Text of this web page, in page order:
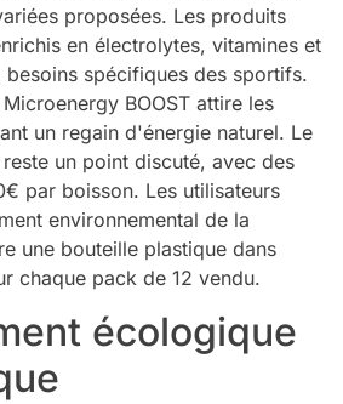
proposées. Les produits
en électrolytes, vitamines et
spécifiques des sportifs.
BOOST attire les
un regain d'énergie naturel. Le
un point discuté, avec des
par boisson. Les utilisateurs
environnemental de la
une bouteille plastique dans
chaque pack de 12 vendu.
écologique